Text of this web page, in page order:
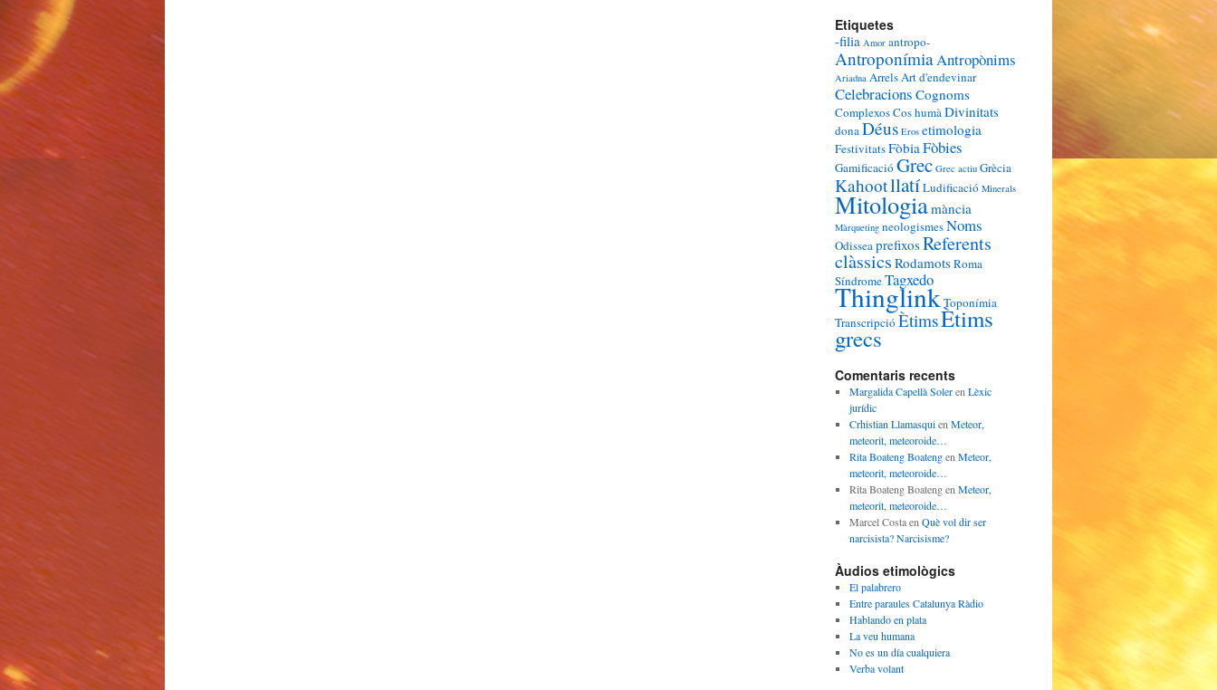
Etiquetes
-filia Amor antropo-
AntroponímiaAntropònims
Ariadna Arrels Art d'endevinar
Celebracions Cognoms
ComplexosCos humà Divinitats
dona Déus Eros etimologia
FestivitatsFòbia Fòbies
Gamificació Grec Grec actiu Grècia
KahootllatíLudificació Minerals
Mitologiamància
Màrqueting neologismesNoms
Odissea prefixosReferents
clàssics RodamotsRoma
SíndromeTagxedo
Thinglink Toponímia
Transcripció ÈtimsÈtims
grecs
Comentaris recents
Margalida Capellà Soleren Lèxic
jurídic
Crhistian Llamasquien Meteor,
meteorit, meteoroide…
Rita Boateng Boatengen Meteor,
meteorit, meteoroide…
Rita Boateng Boatengen Meteor,
meteorit, meteoroide…
Marcel Costaen Què vol dir ser
narcisista? Narcisisme?
Àudios etimològics
El palabrero
Entre paraules Catalunya Ràdio
Hablando en plata
La veu humana
No es un día cualquiera
Verba volant